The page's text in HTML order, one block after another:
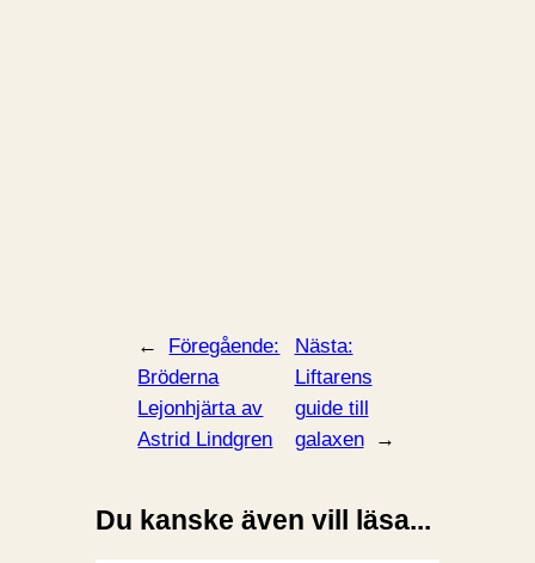
←
Föregående:
Bröderna
Lejonhjärta av
Astrid Lindgren
Nästa:
Liftarens
guide till
galaxen
→
Du kanske även vill läsa...